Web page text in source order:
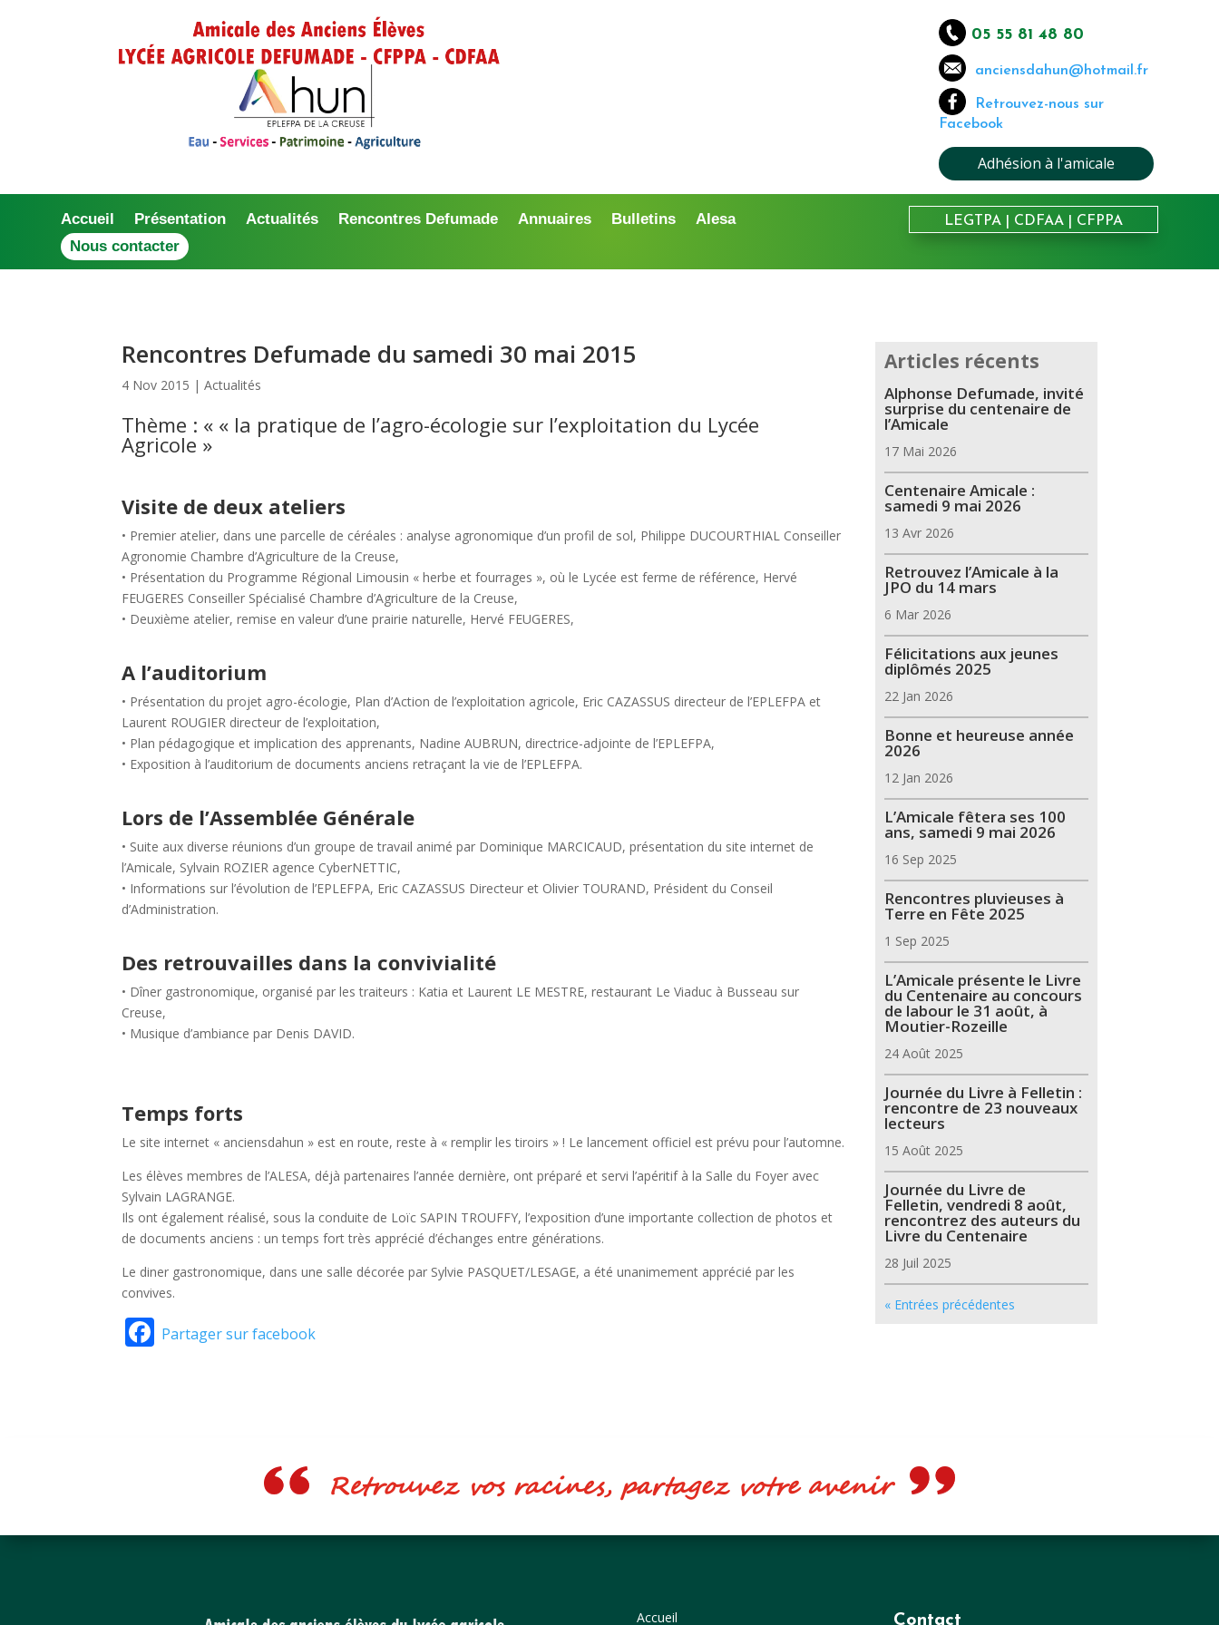
05 55 81 48 80
anciensdahun@hotmail.fr
Retrouvez-nous sur
Facebook
Adhésion à l'amicale
Accueil Présentation Actualités Rencontres Defumade Annuaires Bulletins
Alesa
Nous contacter
LEGTPA| CDFAA| CFPPA
Rencontres Defumade du samedi 30 mai 2015
4 Nov 2015 |Actualités
Thème : « « la pratique de l’agro-écologie sur l’exploitation du Lycée
Agricole »
Visite de deux ateliers
• Premier atelier, dans une parcelle de céréales : analyse agronomique d’un profil de sol, Philippe DUCOURTHIAL Conseiller
Agronomie Chambre d’Agriculture de la Creuse,
• Présentation du Programme Régional Limousin « herbe et fourrages », où le Lycée est ferme de référence, Hervé
FEUGERES Conseiller Spécialisé Chambre d’Agriculture de la Creuse,
• Deuxième atelier, remise en valeur d’une prairie naturelle, Hervé FEUGERES,
A l’auditorium
• Présentation du projet agro-écologie, Plan d’Action de l’exploitation agricole, Eric CAZASSUS directeur de l’EPLEFPA et
Laurent ROUGIER directeur de l’exploitation,
• Plan pédagogique et implication des apprenants, Nadine AUBRUN, directrice-adjointe de l’EPLEFPA,
• Exposition à l’auditorium de documents anciens retraçant la vie de l’EPLEFPA.
Lors de l’Assemblée Générale
• Suite aux diverse réunions d’un groupe de travail animé par Dominique MARCICAUD, présentation du site internet de
l’Amicale, Sylvain ROZIER agence CyberNETTIC,
• Informations sur l’évolution de l’EPLEFPA, Eric CAZASSUS Directeur et Olivier TOURAND, Président du Conseil
d’Administration.
Des retrouvailles dans la convivialité
• Dîner gastronomique, organisé par les traiteurs : Katia et Laurent LE MESTRE, restaurant Le Viaduc à Busseau sur
Creuse,
• Musique d’ambiance par Denis DAVID.
Temps forts
Le site internet « anciensdahun » est en route, reste à « remplir les tiroirs » ! Le lancement officiel est prévu pour l’automne.
Les élèves membres de l’ALESA, déjà partenaires l’année dernière, ont préparé et servi l’apéritif à la Salle du Foyer avec
Sylvain LAGRANGE.
Ils ont également réalisé, sous la conduite de Loïc SAPIN TROUFFY, l’exposition d’une importante collection de photos et
de documents anciens : un temps fort très apprécié d’échanges entre générations.
Le diner gastronomique, dans une salle décorée par Sylvie PASQUET/LESAGE, a été unanimement apprécié par les
convives.
Facebook
Partager sur facebook
Articles récents
Alphonse Defumade, invité
surprise du centenaire de
l’Amicale
17 Mai 2026
Centenaire Amicale :
samedi 9 mai 2026
13 Avr 2026
Retrouvez l’Amicale à la
JPO du 14 mars
6 Mar 2026
Félicitations aux jeunes
diplômés 2025
22 Jan 2026
Bonne et heureuse année
2026
12 Jan 2026
L’Amicale fêtera ses 100
ans, samedi 9 mai 2026
16 Sep 2025
Rencontres pluvieuses à
Terre en Fête 2025
1 Sep 2025
L’Amicale présente le Livre
du Centenaire au concours
de labour le 31 août, à
Moutier-Rozeille
24 Août 2025
Journée du Livre à Felletin :
rencontre de 23 nouveaux
lecteurs
15 Août 2025
Journée du Livre de
Felletin, vendredi 8 août,
rencontrez des auteurs du
Livre du Centenaire
28 Juil 2025
« Entrées précédentes
Retrouvez vos racines, partagez votre avenir
Accueil Contact